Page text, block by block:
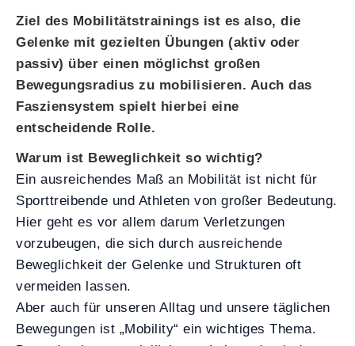
Ziel des Mobilitätstrainings ist es also, die
Gelenke mit gezielten Übungen (aktiv oder
passiv) über einen möglichst großen
Bewegungsradius zu mobilisieren. Auch das
Fasziensystem spielt hierbei eine
entscheidende Rolle.
Warum ist Beweglichkeit so wichtig?
Ein ausreichendes Maß an Mobilität ist nicht für
Sporttreibende und Athleten von großer Bedeutung.
Hier geht es vor allem darum Verletzungen
vorzubeugen, die sich durch ausreichende
Beweglichkeit der Gelenke und Strukturen oft
vermeiden lassen.
Aber auch für unseren Alltag und unsere täglichen
Bewegungen ist „Mobility“ ein wichtiges Thema.